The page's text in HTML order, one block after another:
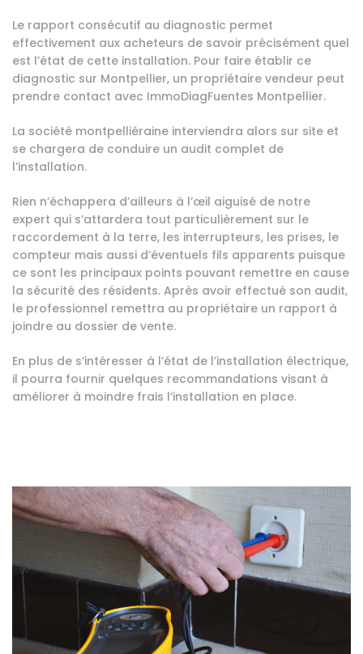
Le rapport consécutif au diagnostic permet
effectivement aux acheteurs de savoir précisément quel
est l’état de cette installation. Pour faire établir ce
diagnostic sur Montpellier, un propriétaire vendeur peut
prendre contact avec ImmoDiagFuentes Montpellier.
La société montpelliéraine interviendra alors sur site et
se chargera de conduire un audit complet de
l’installation.
Rien n’échappera d’ailleurs à l’œil aiguisé de notre
expert qui s’attardera tout particulièrement sur le
raccordement à la terre, les interrupteurs, les prises, le
compteur mais aussi d’éventuels fils apparents puisque
ce sont les principaux points pouvant remettre en cause
la sécurité des résidents. Après avoir effectué son audit,
le professionnel remettra au propriétaire un rapport à
joindre au dossier de vente.
En plus de s’intéresser à l’état de l’installation électrique,
il pourra fournir quelques recommandations visant à
améliorer à moindre frais l’installation en place.